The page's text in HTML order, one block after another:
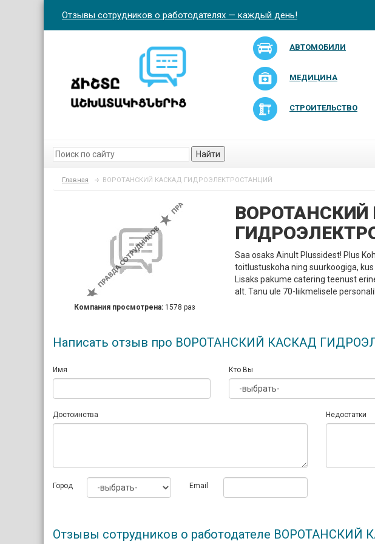
Отзывы сотрудников о работодателях — каждый день!
АВТОМОБИЛИ
МЕДИЦИНА
СТРОИТЕЛЬСТВО
Найти
Главная ВОРОТАНСКИЙ КАСКАД ГИДРОЭЛЕКТРОСТАНЦИЙ
Компания просмотрена: 1578 раз
Saa osaks Ainult Plussidest! Plus
toitlustuskoha ning suurkoogiga,
Lisaks pakume catering teenust
alt. Tanu ule 70-liikmelisele
Написать отзыв про ВОРОТАНСКИЙ КАСКАД
Имя Кто Вы
Достоинства Недостатки
Город Email
Отзывы сотрудников о работодателе